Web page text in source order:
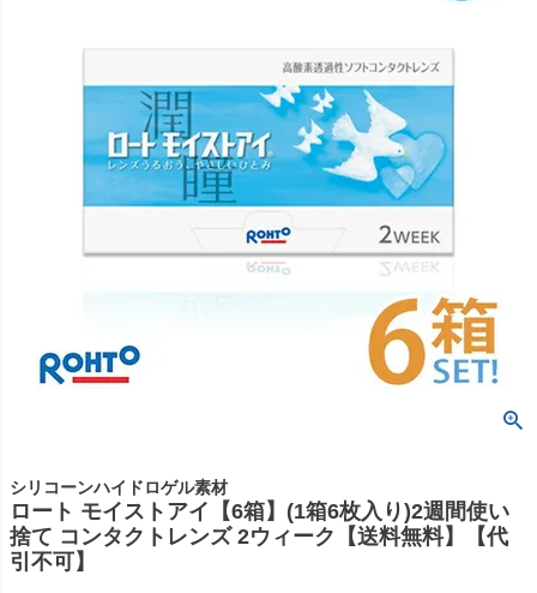
シリコーンハイドロゲル素材
ロート モイストアイ【6箱】(1箱6枚入り)2週間使い
捨て コンタクトレンズ 2ウィーク【送料無料】【代
引不可】